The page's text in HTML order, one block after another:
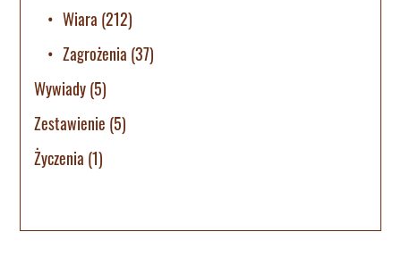
Wiara (212)
Zagrożenia (37)
Wywiady(5)
Zestawienie (5)
Życzenia (1)